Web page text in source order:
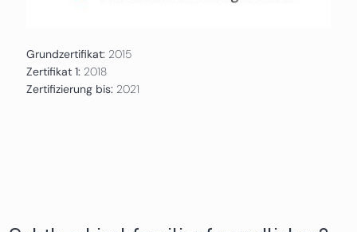
Grundzertifikat: 2015
Zertifikat 1: 2018
Zertifizierung bis: 2021